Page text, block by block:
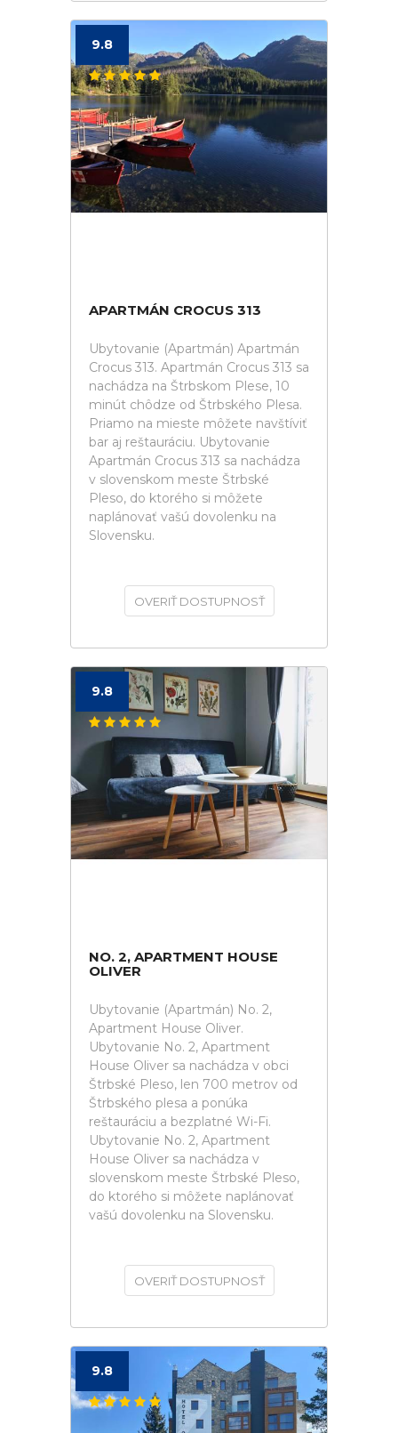
9.8
APARTMÁN CROCUS 313
Ubytovanie (Apartmán) Apartmán
Crocus 313. Apartmán Crocus 313 sa
nachádza na Štrbskom Plese, 10
minút chôdze od Štrbského Plesa.
Priamo na mieste môžete navštíviť
bar aj reštauráciu. Ubytovanie
Apartmán Crocus 313 sa nachádza
v slovenskom meste Štrbské
Pleso, do ktorého si môžete
naplánovať vašú dovolenku na
Slovensku.
OVERIŤ DOSTUPNOSŤ
9.8
NO. 2, APARTMENT HOUSE
OLIVER
Ubytovanie (Apartmán) No. 2,
Apartment House Oliver.
Ubytovanie No. 2, Apartment
House Oliver sa nachádza v obci
Štrbské Pleso, len 700 metrov od
Štrbského plesa a ponúka
reštauráciu a bezplatné Wi-Fi.
Ubytovanie No. 2, Apartment
House Oliver sa nachádza v
slovenskom meste Štrbské Pleso,
do ktorého si môžete naplánovať
vašú dovolenku na Slovensku.
OVERIŤ DOSTUPNOSŤ
9.8